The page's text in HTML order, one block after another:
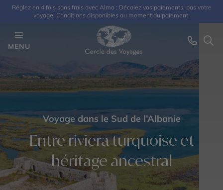
Réglez en 4 fois sans frais avec Alma : Décalez vos paiements, pas votre
voyage. Conditions disponibles au moment du paiement.
MENU
Voyage dans le Sud de l’Albanie
Entre riviera turquoise et
héritage ancestral